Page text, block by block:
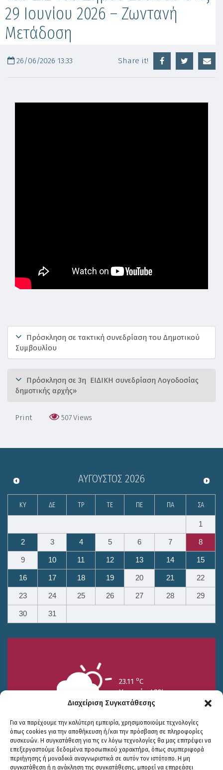
Διαχείριση Συγκατάθεσης
Για να παρέχουμε την καλύτερη εμπειρία, χρησιμοποιούμε τεχνολογίες
όπως cookies για την αποθήκευση ή/και την πρόσβαση σε πληροφορίες
συσκευών. Η συγκατάθεση για τις εν λόγω τεχνολογίες θα μας επιτρέψει να
επεξεργαστούμε δεδομένα προσωπικού χαρακτήρα, όπως συμπεριφορά
περιήγησης ή μοναδικά αναγνωριστικά σε αυτόν τον ιστότοπο. Η μη
συγκατάθεση ή η ανάκληση της συγκατάθεσης, μπορεί να επηρεάσει
29 Ιουνίου 2026 – Ζωντανή
Μετάδοση
26/06/2026 13:33 Share it!
Πρόσκληση σε τακτική συνεδρίαση του Δημοτικού
Συμβουλίου
Πρόσκληση σε 3η ΕΙΔΙΚΗ συνεδρίαση Λογοδοσίας
δημοτικής αρχής»
Print 507Views
ΑΎΓΟΥΣΤΟΣ 2026
ΚΥ ΔΕ ΤΡ ΤΕ ΠΕ ΠΑ ΣΑ
1
2 3 4 5 6 7 8
9 10 11 12 13 14 15
16 17 18 19 20 21 22
23 24 25 26 27 28 29
30 31
23.11 oC
Υγρασία 49%
25/7
26/7
27/7